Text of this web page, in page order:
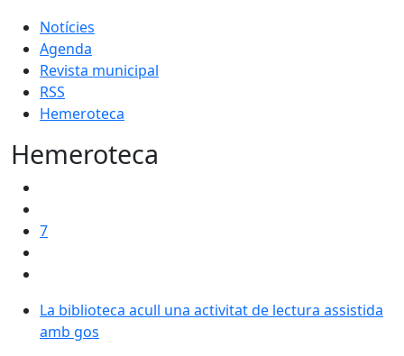
Notícies
Agenda
Revista municipal
RSS
Hemeroteca
Hemeroteca
7
La biblioteca acull una activitat de lectura assistida
amb gos